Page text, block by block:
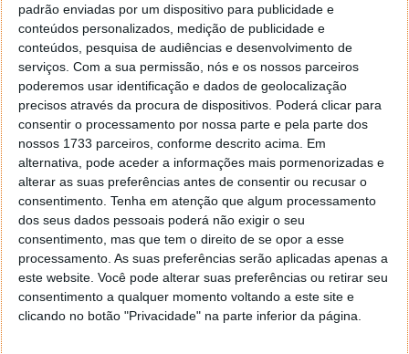
padrão enviadas por um dispositivo para publicidade e
conteúdos personalizados, medição de publicidade e
conteúdos, pesquisa de audiências e desenvolvimento de
serviços. Com a sua permissão, nós e os nossos parceiros
poderemos usar identificação e dados de geolocalização
precisos através da procura de dispositivos. Poderá clicar para
consentir o processamento por nossa parte e pela parte dos
nossos 1733 parceiros, conforme descrito acima. Em
alternativa, pode aceder a informações mais pormenorizadas e
alterar as suas preferências antes de consentir ou recusar o
consentimento. Tenha em atenção que algum processamento
dos seus dados pessoais poderá não exigir o seu
consentimento, mas que tem o direito de se opor a esse
processamento. As suas preferências serão aplicadas apenas a
este website. Você pode alterar suas preferências ou retirar seu
consentimento a qualquer momento voltando a este site e
clicando no botão "Privacidade" na parte inferior da página.
A abordagem não é inédita na indústria tecnológica.
Em 2017, a Amazon também foi associada a técnicas
semelhantesem anúncios televisivos da Alexa.
Na altura, foram aplicadas alterações específicas ao
áudio para impedir que os altifalantes inteligentes
Echo presentes nas casas dos espectadores
respondessem aos comandos reproduzidos nos
anúncios.
Leia também: